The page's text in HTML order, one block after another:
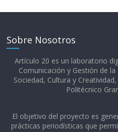
Sobre Nosotros
Artículo 20 es un laboratorio
Comunicación y Gestión de
Sociedad, Cultura y
Politécnico
El objetivo del proyecto es
prácticas periodísticas que